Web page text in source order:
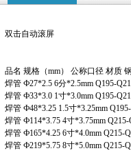
双击自动滚屏
品名 规格（mm） 公称口径 材质
焊管 Ф27*2.5 6分*2.5mm Q195-
焊管 Ф33*3.0 1寸*3.0mm Q195-
焊管 Ф48*3.25 1.5寸*3.25mm
焊管 Ф114*3.75 4寸*3.75mm
焊管 Ф165*4.25 6寸*4.0mm Q215-
焊管 Ф219*5.75 8寸*5.0mm Q215-